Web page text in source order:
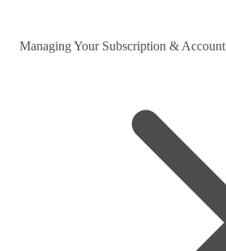
Managing Your Subscription & Account